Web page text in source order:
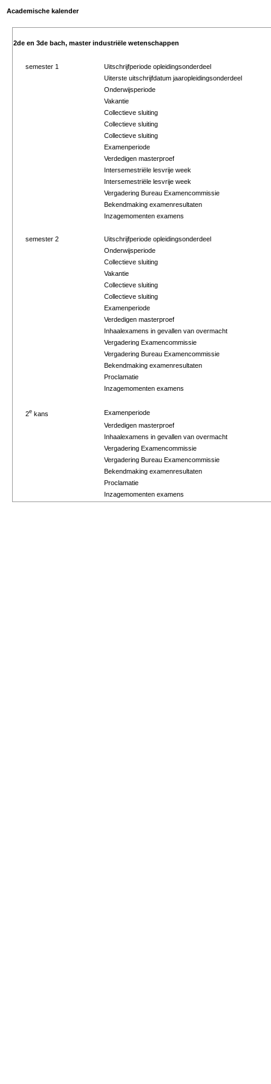
Academische kalender
2de en 3de bach, master industriële wetenschappen
semester 1
Uitschrijfperiode opleidingsonderdeel
Uiterste uitschrijfdatum jaaropleidingsonderdeel
Onderwijsperiode
Vakantie
Collectieve sluiting
Collectieve sluiting
Collectieve sluiting
Examenperiode
Verdedigen masterproef
Intersemestriële lesvrije week
Intersemestriële lesvrije week
Vergadering Bureau Examencommissie
Bekendmaking examenresultaten
Inzagemomenten examens
semester 2
Uitschrijfperiode opleidingsonderdeel
Onderwijsperiode
Collectieve sluiting
Vakantie
Collectieve sluiting
Collectieve sluiting
Examenperiode
Verdedigen masterproef
Inhaalexamens in gevallen van overmacht
Vergadering Examencommissie
Vergadering Bureau Examencommissie
Bekendmaking examenresultaten
Proclamatie
Inzagemomenten examens
2e kans
Examenperiode
Verdedigen masterproef
Inhaalexamens in gevallen van overmacht
Vergadering Examencommissie
Vergadering Bureau Examencommissie
Bekendmaking examenresultaten
Proclamatie
Inzagemomenten examens